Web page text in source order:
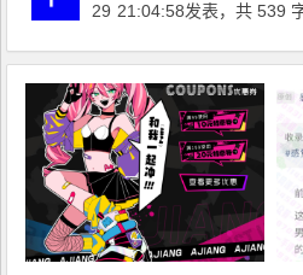
29 21:04:58发表，共 539 字